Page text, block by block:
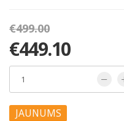
€499.00
€449.10
JAUNUMS